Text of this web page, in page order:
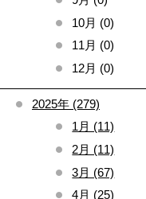
10月 (0)
11月 (0)
12月 (0)
2025年 (279)
1月 (11)
2月 (11)
3月 (67)
4月 (25)